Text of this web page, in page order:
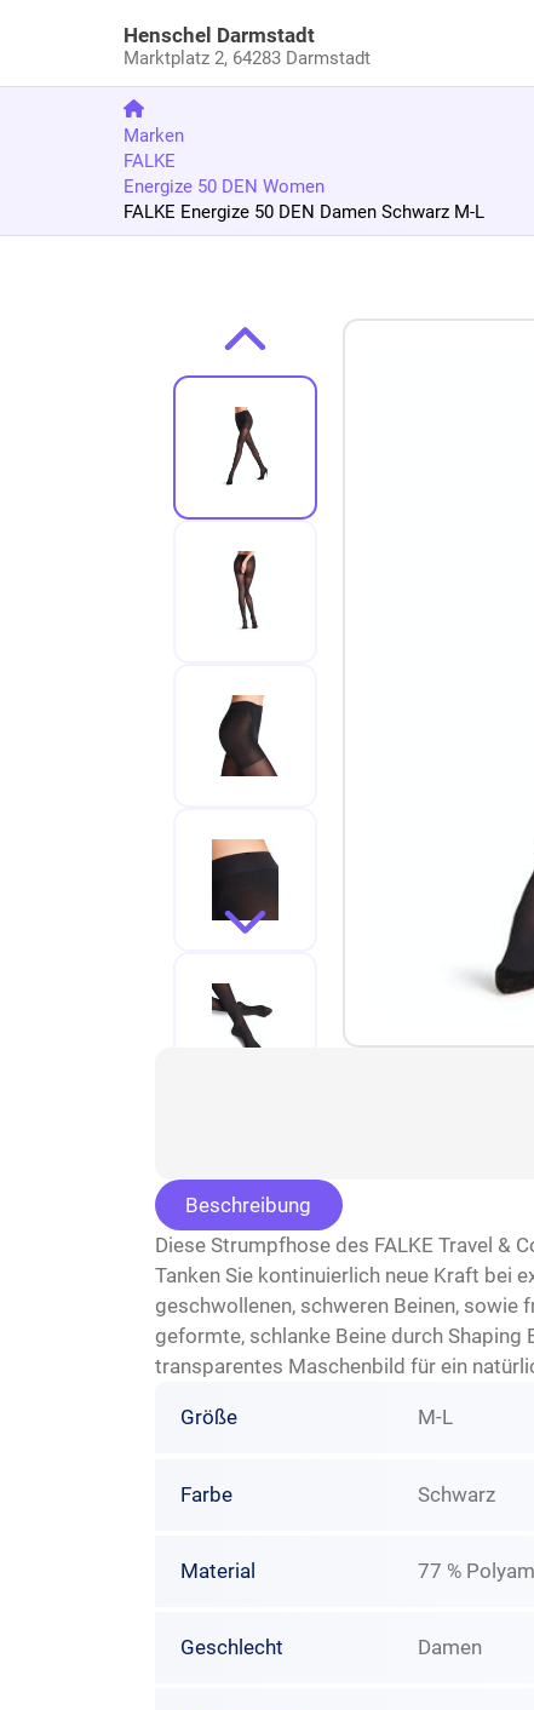
Henschel Darmstadt
Marktplatz 2, 64283 Darmstadt
Marken
FALKE
Energize 50 DEN Women
FALKE Energize 50 DEN Damen Schwarz M-L
Zur Produktbeschreibung springen
Beschreibung
Diese Strumpfhose des FALKE Travel &
Tanken Sie kontinuierlich neue Kraft bei
geschwollenen, schweren Beinen, sowie
geformte, schlanke Beine durch
transparentes Maschenbild für ein
Größe M-L
Farbe Schwarz
Material 77 %
Geschlecht Damen